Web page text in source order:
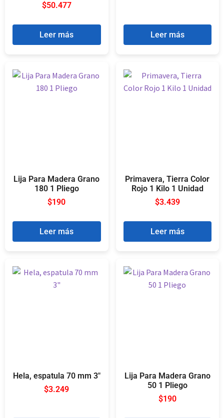
$50.477
Leer más Leer más
Lija Para Madera Grano
180 1 Pliego
$190
Leer más
Primavera, Tierra Color
Rojo 1 Kilo 1 Unidad
$3.439
Leer más
Hela, espatula 70 mm 3″
$3.249
Lija Para Madera Grano
50 1 Pliego
$190